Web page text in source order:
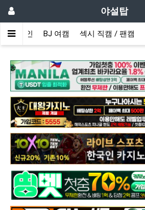
야설탑
메인 BJ 여캠 섹시 직캠 / 팬캠